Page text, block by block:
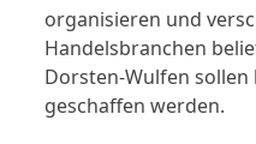
organisieren und
Handelsbranchen
Dorsten-Wulfen sollen
geschaffen werden.